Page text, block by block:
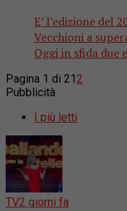
E’ l’edizione del
Vecchioni a
Oggi in sfida due
Pagina 1 di 21 2
Pubblicità
I più letti
TV2 giorni fa